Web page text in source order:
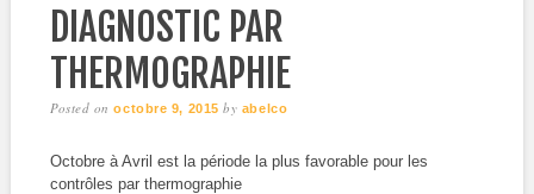
DIAGNOSTIC PAR
THERMOGRAPHIE
Posted onoctobre 9, 2015 by abelco
Octobre à Avril est la période la plus favorable pour les
contrôles par thermographie